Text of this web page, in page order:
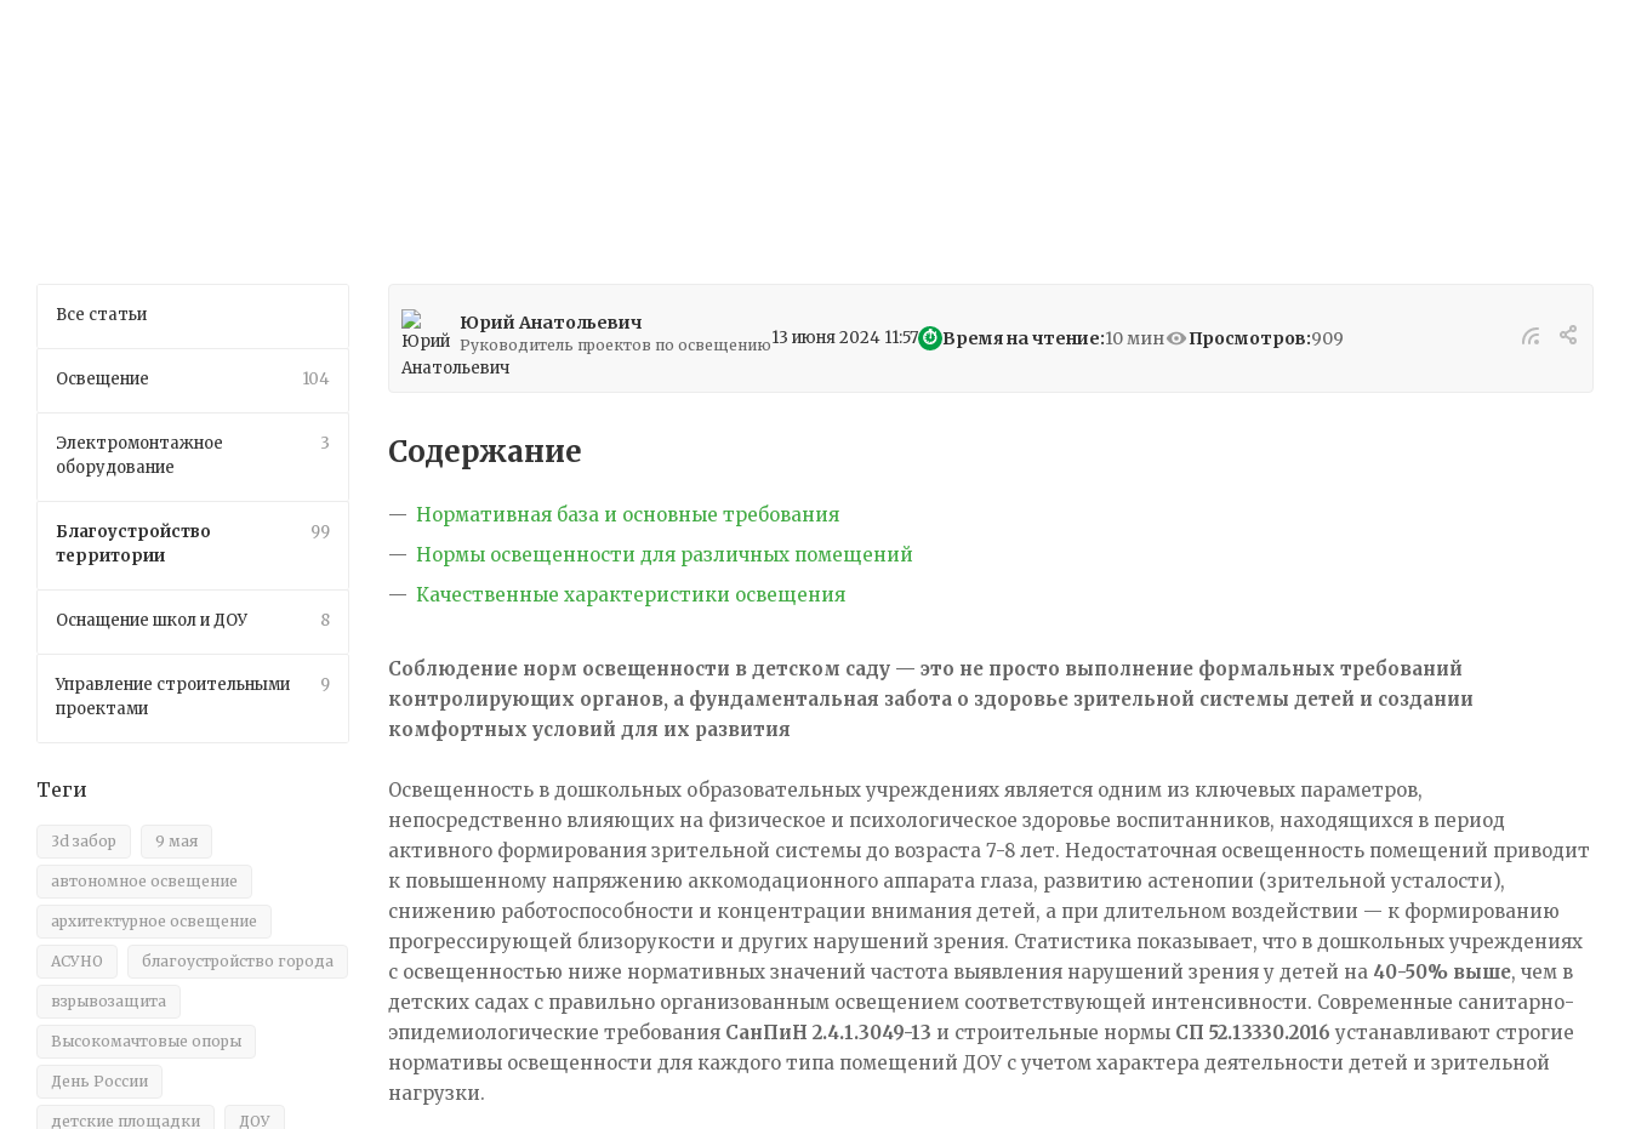
Юрий Анатольевич
Руководитель проектов по освещению13 июня 2024 11:57 ⏱ Время на чтение:10 мин Просмотров:909
Содержание
Нормативная база и основные требования
Нормы освещенности для различных помещений
Качественные характеристики освещения
Соблюдение норм освещенности в детском саду — это не просто выполнение формальных требований
контролирующих органов, а фундаментальная забота о здоровье зрительной системы детей и создании
комфортных условий для их развития
Освещенность в дошкольных образовательных учреждениях является одним из ключевых параметров,
непосредственно влияющих на физическое и психологическое здоровье воспитанников, находящихся в период
активного формирования зрительной системы до возраста 7-8 лет. Недостаточная освещенность помещений приводит
к повышенному напряжению аккомодационного аппарата глаза, развитию астенопии (зрительной усталости),
снижению работоспособности и концентрации внимания детей, а при длительном воздействии — к формированию
прогрессирующей близорукости и других нарушений зрения. Статистика показывает, что в дошкольных учреждениях
с освещенностью ниже нормативных значений частота выявления нарушений зрения у детей на 40-50% выше, чем в
детских садах с правильно организованным освещением соответствующей интенсивности. Современные санитарно-
эпидемиологические требования СанПиН 2.4.1.3049-13 и строительные нормы СП 52.13330.2016 устанавливают строгие
нормативы освещенности для каждого типа помещений ДОУ с учетом характера деятельности детей и зрительной
нагрузки.​
Все статьи
Освещение 104
Электромонтажное
оборудование
3
Благоустройство
территории
99
Оснащение школ и ДОУ 8
Управление строительными
проектами
9
Теги
3d забор 9 мая
автономное освещение
архитектурное освещение
АСУНО благоустройство города
взрывозащита
Высокомачтовые опоры
День России
детские площадки ДОУ